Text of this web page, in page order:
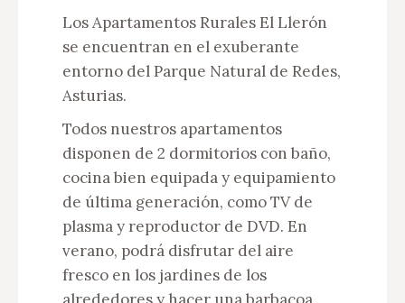
Los Apartamentos Rurales El Llerón
se encuentran en el exuberante
entorno del Parque Natural de Redes,
Asturias.
Todos nuestros apartamentos
disponen de 2 dormitorios con baño,
cocina bien equipada y equipamiento
de última generación, como TV de
plasma y reproductor de DVD. En
verano, podrá disfrutar del aire
fresco en los jardines de los